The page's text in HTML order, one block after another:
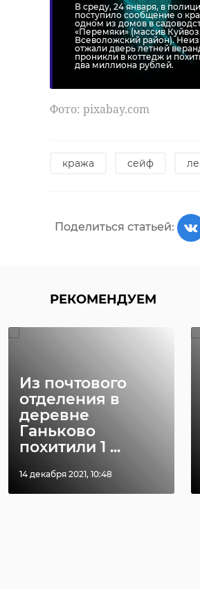
В среду, 24 января, в
поступило сообщение о
одном из домов в
«Перемяки» (массив
Всеволожский район).
отжали дверь летней
проникли в коттедж и
два миллиона рублей.
Фото: рixabay.com
кража сейф
Поделиться статьей:
РЕКОМЕНДУЕМ
Из почтового
отделения в
деревне
Ганьково
похитили 1 ...
14 декабря 2021, 10:48